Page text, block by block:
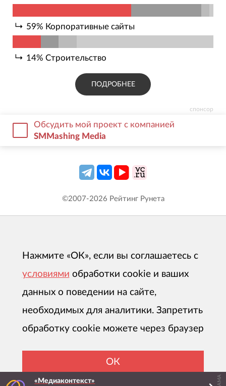
спонсор
59% Корпоративные сайты
14% Строительство
ПОДРОБНЕЕ
Обсудить мой проект с компанией
SMMashing Media
«Медиаконтекст»
©2007-2026 Рейтинг Рунета
Нажмите «ОК», если вы соглашаетесь с
условиями обработки cookie и ваших
данных о поведении на сайте,
необходимых для аналитики. Запретить
обработку cookie можете через браузер
ОК